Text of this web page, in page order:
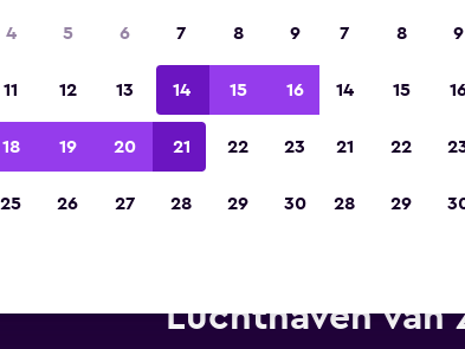
Luchthaven van
4 5 6 7 8 9
11 12 13 14 15 16
18 19 20 21 22 23
25 26 27 28 29 30
7 8 9
14 15
21 22
28 29